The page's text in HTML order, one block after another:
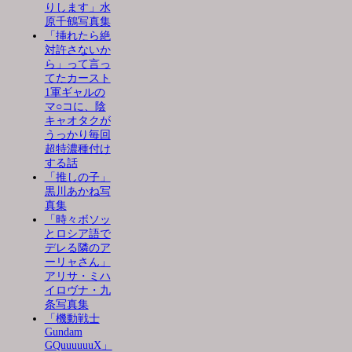
りします」水
原千鶴写真集
「挿れたら絶
対許さないか
ら」って言っ
てたカースト
1軍ギャルの
マ○コに、陰
キャオタクが
うっかり毎回
超特濃種付け
する話
「推しの子」
黒川あかね写
真集
「時々ボソッ
とロシア語で
デレる隣のア
ーリャさん」
アリサ・ミハ
イロヴナ・九
条写真集
「機動戦士
Gundam
GQuuuuuuX」